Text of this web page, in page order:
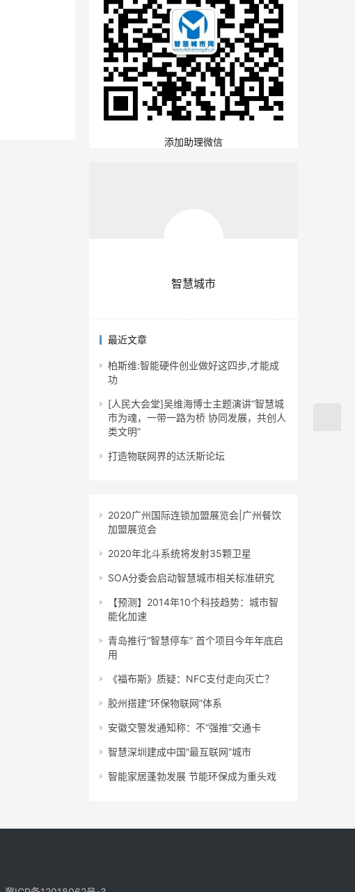
添加助理微信
智慧城市
最近文章
柏斯维:智能硬件创业做好这四步,才能成
功
[人民大会堂]吴维海博士主题演讲“智慧城
市为魂，一带一路为桥 协同发展，共创人
类文明”
打造物联网界的达沃斯论坛
2020广州国际连锁加盟展览会|广州餐饮
加盟展览会
2020年北斗系统将发射35颗卫星
SOA分委会启动智慧城市相关标准研究
【预测】2014年10个科技趋势：城市智
能化加速
青岛推行“智慧停车” 首个项目今年年底启
用
《福布斯》质疑：NFC支付走向灭亡？
胶州搭建“环保物联网”体系
安徽交警发通知称：不“强推”交通卡
智慧深圳建成中国“最互联网”城市
智能家居蓬勃发展 节能环保成为重头戏